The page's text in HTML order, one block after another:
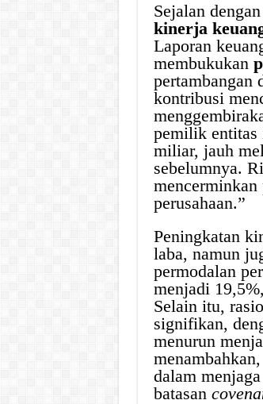
Sejalan
kinerja
Laporan
membukukan
pertambangan
kontribusi
pemilik entitas
miliar, jauh
sebelumnya.
perusahaan.”
Peningkatan
laba, namun
permodalan
menjadi
Selain itu, rasio
signifikan,
menurun
dalam
batasan